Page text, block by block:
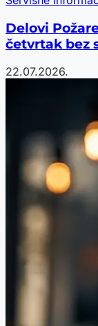
Delovi
četvrtak bez
22.07.2026.